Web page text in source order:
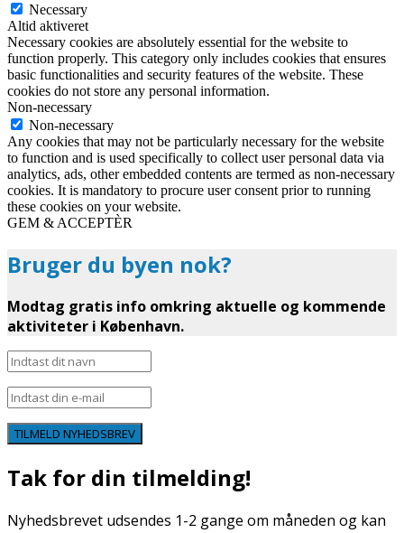
Necessary
Altid aktiveret
Necessary cookies are absolutely essential for the website to
function properly. This category only includes cookies that ensures
basic functionalities and security features of the website. These
cookies do not store any personal information.
Non-necessary
Non-necessary
Any cookies that may not be particularly necessary for the website
to function and is used specifically to collect user personal data via
analytics, ads, other embedded contents are termed as non-necessary
cookies. It is mandatory to procure user consent prior to running
these cookies on your website.
GEM & ACCEPTÈR
Bruger du byen nok?
Modtag gratis info omkring aktuelle og kommende
aktiviteter i København.
TILMELD NYHEDSBREV
Tak for din tilmelding!
Nyhedsbrevet udsendes 1-2 gange om måneden og kan